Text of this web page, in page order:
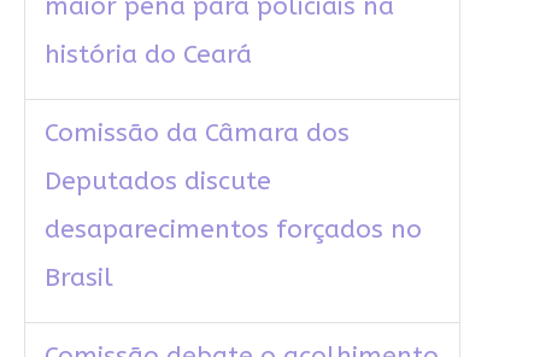
maior pena para policiais na
história do Ceará
Comissão da Câmara dos
Deputados discute
desaparecimentos forçados no
Brasil